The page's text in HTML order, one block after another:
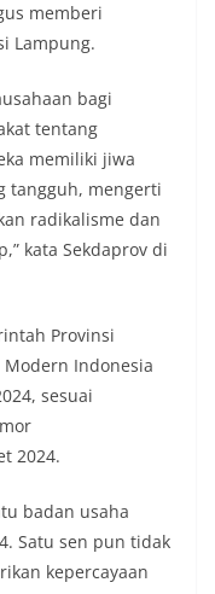
memberi
Lampung.
bagi
tentang
memiliki jiwa
tangguh, mengerti
radikalisme dan
kata Sekdaprov di
Provinsi
Modern Indonesia
sesuai
2024.
badan usaha
Satu sen pun tidak
kepercayaan